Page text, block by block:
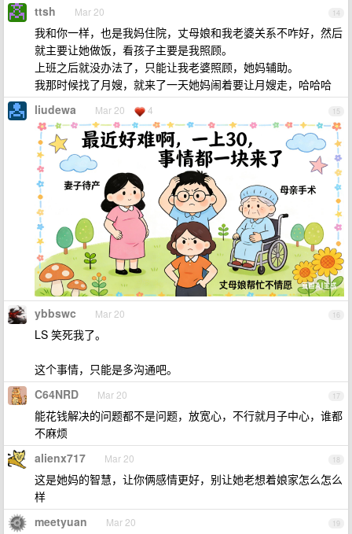
14
ttsh Mar 20
我和你一样，也是我妈住院，丈母娘和我老婆关系不咋好，然后
就主要让她做饭，看孩子主要是我照顾。
上班之后就没办法了，只能让我老婆照顾，她妈辅助。
我那时候找了月嫂，就来了一天她妈闹着要让月嫂走，哈哈哈
15
liudewa Mar 20 4
16
ybbswc Mar 20
LS 笑死我了。
这个事情，只能是多沟通吧。
17
C64NRD Mar 20
能花钱解决的问题都不是问题，放宽心，不行就月子中心，谁都
不麻烦
18
alienx717 Mar 20
这是她妈的智慧，让你俩感情更好，别让她老想着娘家怎么怎么
样
19
meetyuan Mar 20